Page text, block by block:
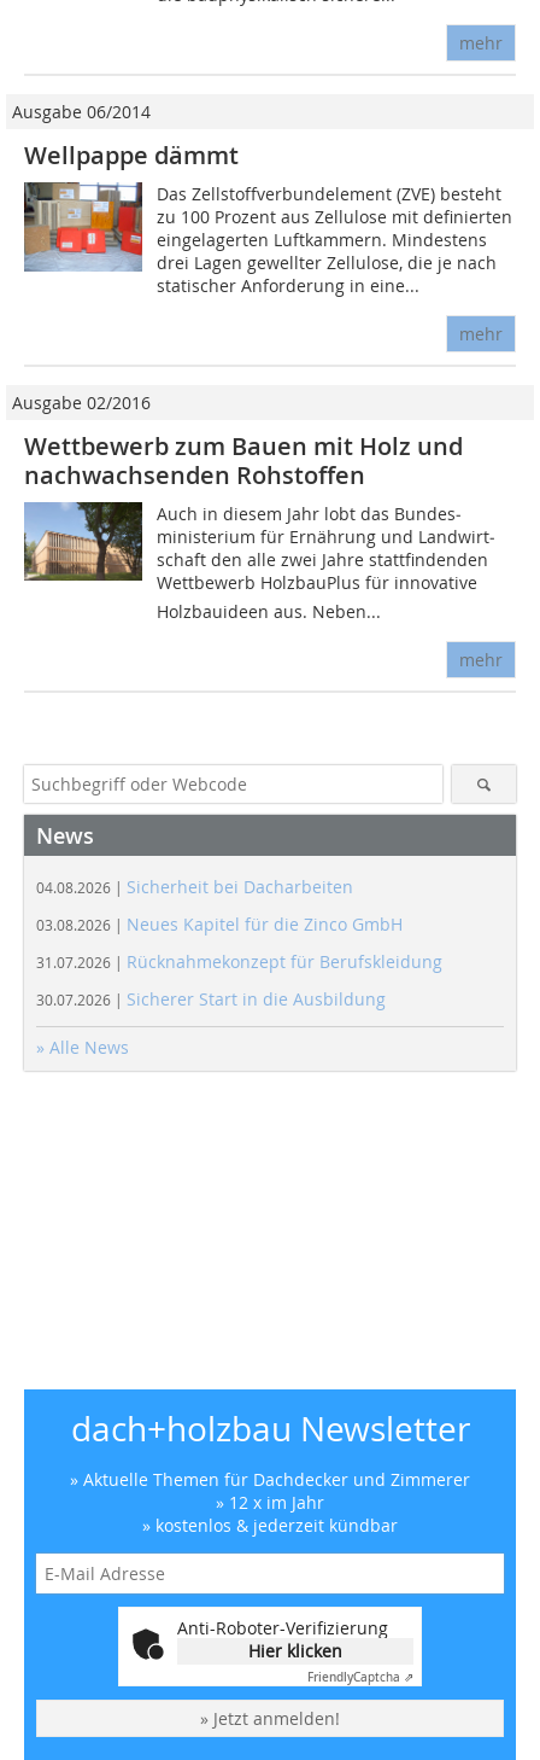
mehr
Ausgabe 06/2014
Wellpappe dämmt
Das Zellstoffverbundelement (ZVE) besteht
zu 100 Prozent aus Zellulose mit definierten
eingelagerten Luftkammern. Mindestens
drei Lagen gewellter Zellulose, die je nach
statischer Anforderung in eine...
mehr
Ausgabe 02/2016
Wettbewerb zum Bauen mit Holz und
nachwachsenden Rohstoffen
Auch in diesem Jahr lobt das Bun­des­­
ministe­rium für Ernährung und Landwirt­
schaft den alle zwei Jahre stattfindenden
Wettbewerb Holz­bauPlus für innovative
Holzbauideen aus. Neben...
mehr
News
04.08.2026 | Sicherheit bei Dacharbeiten
03.08.2026 | Neues Kapitel für die Zinco GmbH
31.07.2026 | Rücknahmekonzept für Berufskleidung
30.07.2026 | Sicherer Start in die Ausbildung
» Alle News
dach+holzbau Newsletter
» Aktuelle Themen für Dachdecker und Zimmerer
» 12 x im Jahr
» kostenlos & jederzeit kündbar
Anti-Roboter-Verifizierung
Hier klicken
FriendlyCaptcha ⇗
» Jetzt anmelden!